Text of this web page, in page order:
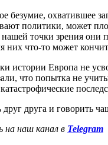
безумие, охватившее
политики, может
точки зрения они
них что-то может
истории Европа не
что попытка не
друг друга и говорить
на наш канал в Telegram